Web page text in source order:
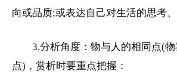
向或品质;或表达自己对生活的思考、
3.分析角度：物与人的相同点(物
点)，赏析时要重点把握：